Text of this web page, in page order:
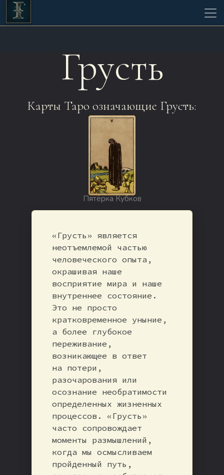
Грусть
Карты Таро означающие Грусть:
Пятёрка Кубков
«Грусть» является
неотъемлемой частью
человеческого опыта,
окрашивая наше
восприятие мира и наше
внутреннее состояние.
Это не просто
кратковременное уныние,
а более глубокое
переживание,
возникающее в ответ
на потери,
разочарования или
осознание необратимости
определенных жизненных
процессов. «Грусть»
часто сопровождает
моменты размышлений,
когда мы осмысливаем
пройденный путь,